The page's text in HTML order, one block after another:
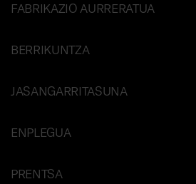
FABRIKAZIO AURRERATUA
BERRIKUNTZA
JASANGARRITASUNA
ENPLEGUA
PRENTSA